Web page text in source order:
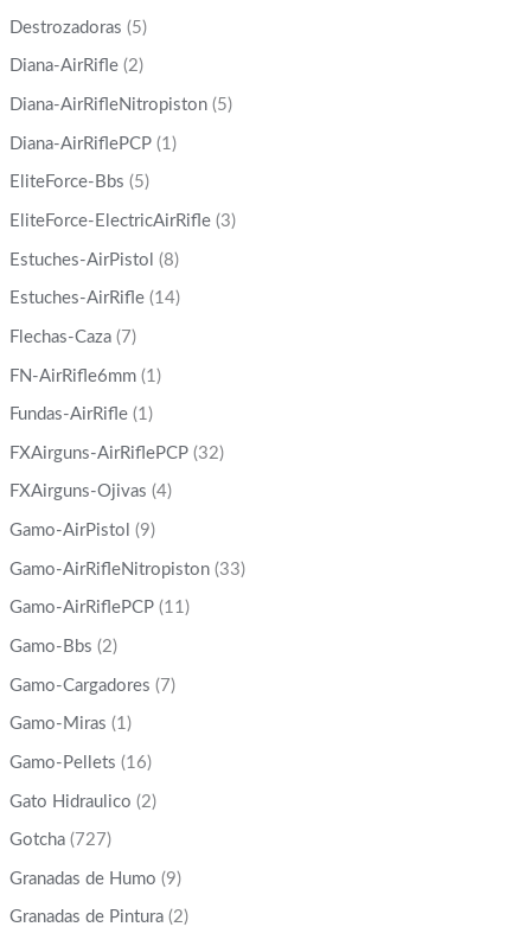
Destrozadoras (5)
Diana-AirRifle (2)
Diana-AirRifleNitropiston (5)
Diana-AirRiflePCP (1)
EliteForce-Bbs (5)
EliteForce-ElectricAirRifle (3)
Estuches-AirPistol (8)
Estuches-AirRifle (14)
Flechas-Caza (7)
FN-AirRifle6mm (1)
Fundas-AirRifle (1)
FXAirguns-AirRiflePCP (32)
FXAirguns-Ojivas (4)
Gamo-AirPistol (9)
Gamo-AirRifleNitropiston (33)
Gamo-AirRiflePCP (11)
Gamo-Bbs (2)
Gamo-Cargadores (7)
Gamo-Miras (1)
Gamo-Pellets (16)
Gato Hidraulico (2)
Gotcha (727)
Granadas de Humo (9)
Granadas de Pintura (2)